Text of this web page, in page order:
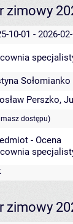
zimowy
10-01 - 2026-
Sołomianko
Perszko,
dostępu)
- Ocena
zimowy